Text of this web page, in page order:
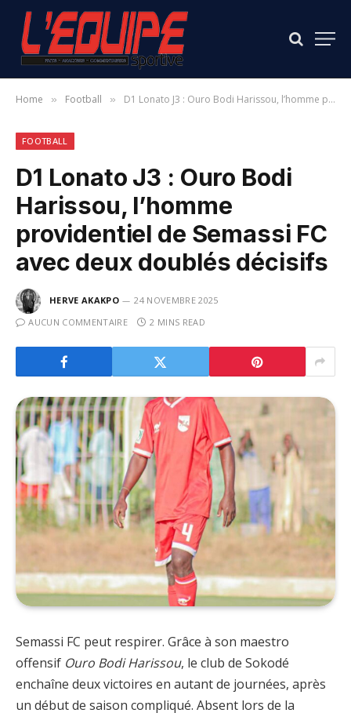
Home » Football » D1 Lonato J3 : Ouro Bodi Harissou, l’homme providentiel de Semassi FC avec deux doublés décisifs
FOOTBALL
D1 Lonato J3 : Ouro Bodi
Harissou, l’homme
providentiel de Semassi FC
avec deux doublés décisifs
HERVE AKAKPO
24 NOVEMBRE 2025
AUCUN COMMENTAIRE
2 MINS READ
Semassi FC peut respirer. Grâce à son maestro
offensif Ouro Bodi Harissou, le club de Sokodé
enchaîne deux victoires en autant de journées, après
un début de saison compliqué. Absent lors de la